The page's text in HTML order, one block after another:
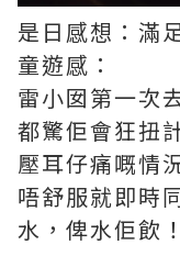
是日感想：滿
童遊感：
雷小囡第一次
都驚佢會狂扭
壓耳仔痛嘅情
唔舒服就即時
水，俾水佢飲